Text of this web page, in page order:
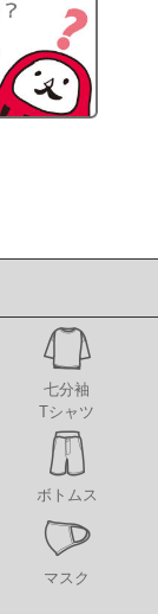
七分袖
Tシャツ
ボトムス
マスク